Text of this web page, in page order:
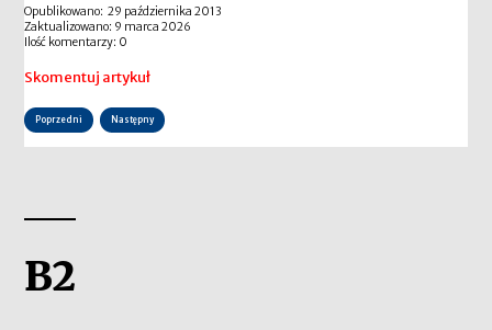
Opublikowano: 29 października 2013
Zaktualizowano: 9 marca 2026
Ilość komentarzy: 0
Skomentuj artykuł
Poprzedni Następny
B2